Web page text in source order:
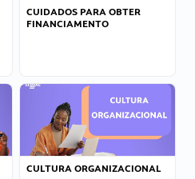
CUIDADOS PARA OBTER
FINANCIAMENTO
CULTURA ORGANIZACIONAL